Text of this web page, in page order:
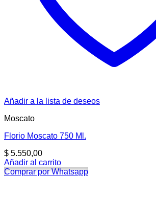
Añadir a la lista de deseos
Moscato
Florio Moscato 750 Ml.
$ 5.550,00
Añadir al carrito
Comprar por Whatsapp